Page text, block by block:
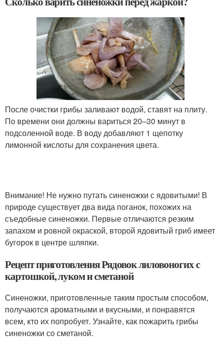
После очистки грибы заливают водой, ставят на плиту.
По времени они должны вариться 20–30 минут в
подсоленной воде. В воду добавляют 1 щепотку
лимонной кислоты для сохранения цвета.
Внимание! Не нужно путать синеножки с ядовитыми! В
природе существует два вида поганок, похожих на
съедобные синеножки. Первые отличаются резким
запахом и ровной окраской, второй ядовитый гриб имеет
бугорок в центре шляпки.
Рецепт приготовления Рядовок лиловоногих с
картошкой, луком и сметаной
Синеножки, приготовленные таким простым способом,
получаются ароматными и вкусными, и понравятся
всем, кто их попробует. Узнайте, как пожарить грибы
синеножки со сметаной.